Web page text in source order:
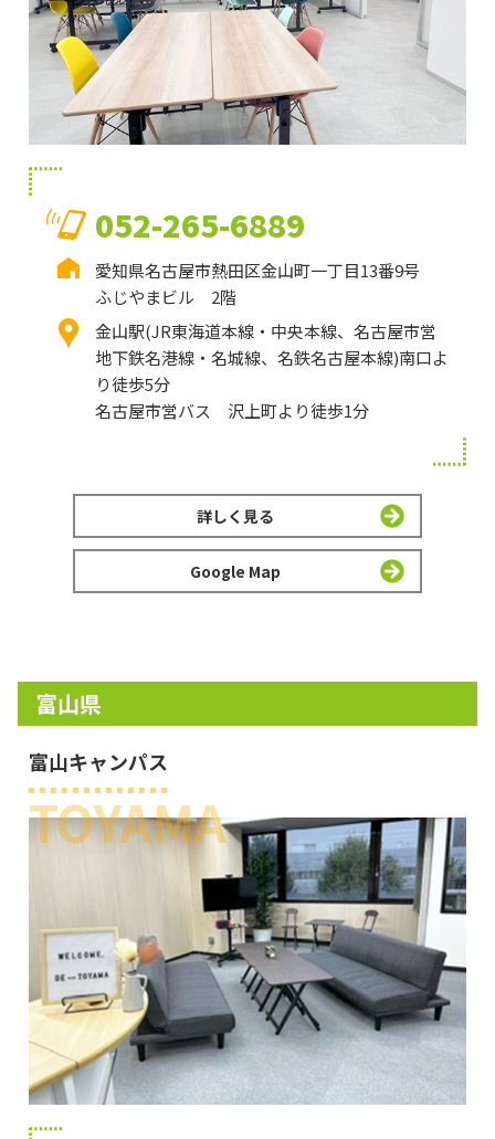
052-265-6889
愛知県名古屋市熱田区金山町一丁目13番9号
ふじやまビル 2階
金山駅(JR東海道本線・中央本線、名古屋市営
地下鉄名港線・名城線、名鉄名古屋本線)南口よ
り徒歩5分
名古屋市営バス 沢上町より徒歩1分
詳しく見る
Google Map
富山県
富山キャンパス
TOYAMA